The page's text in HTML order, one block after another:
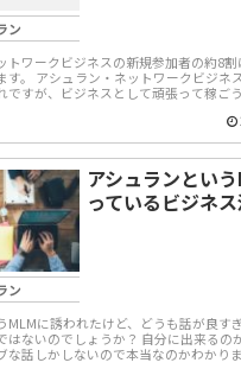
ン
トワークビジネスの新規参加者の約8
す。 アシュラン・ネットワークビジネ
ですが、ビジネスとして頑張って稼ご
ン
アシュランとい
っているビジネ
MLMに誘われたけど、どうも話が良す
はないのでしょうか？ 自分に出来るの
な話しかしないので本当なのかわかり